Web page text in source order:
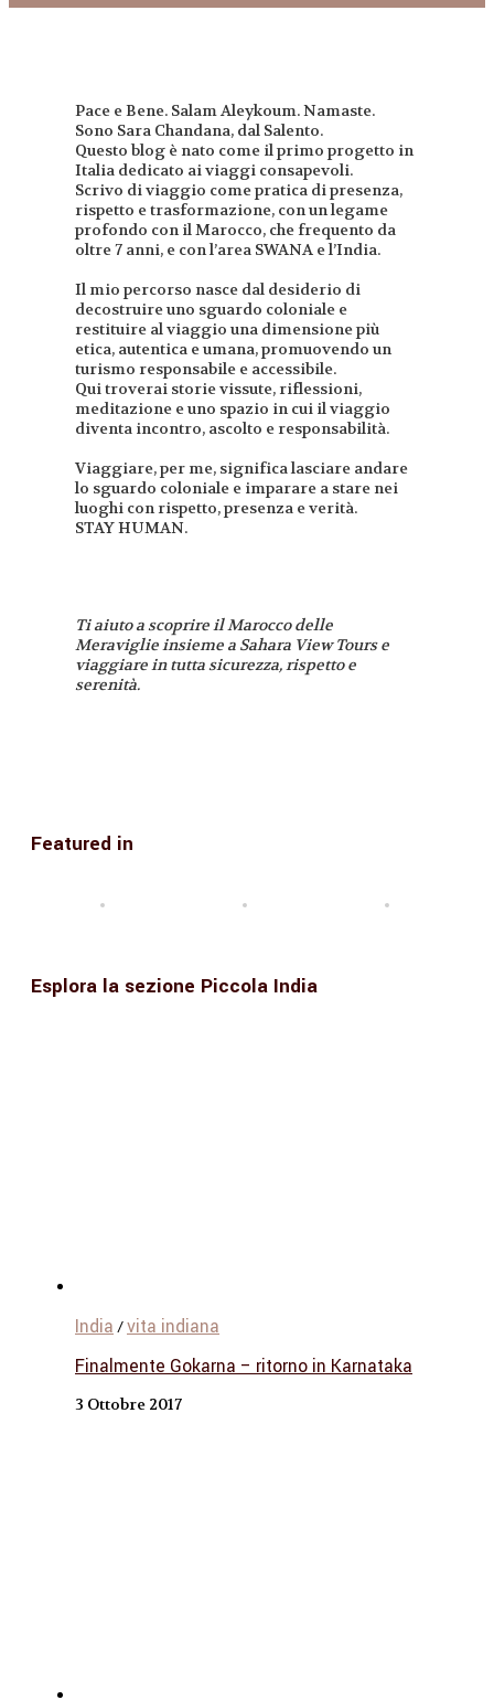
Pace e Bene. Salam Aleykoum. Namaste.
Sono Sara Chandana, dal Salento.
Questo blog è nato come il primo progetto in
Italia dedicato ai viaggi consapevoli.
Scrivo di viaggio come pratica di presenza,
rispetto e trasformazione, con un legame
profondo con il Marocco, che frequento da
oltre 7 anni, e con l’area SWANA e l’India.
Il mio percorso nasce dal desiderio di
decostruire uno sguardo coloniale e
restituire al viaggio una dimensione più
etica, autentica e umana, promuovendo un
turismo responsabile e accessibile.
Qui troverai storie vissute, riflessioni,
meditazione e uno spazio in cui il viaggio
diventa incontro, ascolto e responsabilità.
Viaggiare, per me, significa lasciare andare
lo sguardo coloniale e imparare a stare nei
luoghi con rispetto, presenza e verità.
STAY HUMAN.
Ti aiuto a scoprire il Marocco delle
Meraviglie insieme a Sahara View Tours e
viaggiare in tutta sicurezza, rispetto e
serenità.
Featured in
Esplora la sezione Piccola India
India /vita indiana
Finalmente Gokarna – ritorno in Karnataka
3 Ottobre 2017